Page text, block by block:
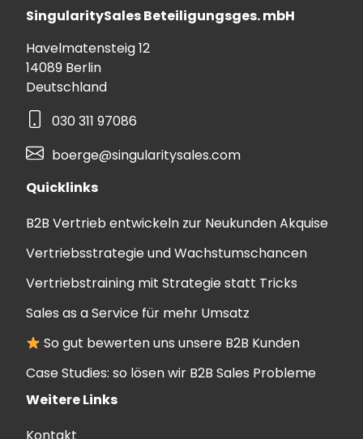
SingularitySales Beteiligungsges. mbH
Havelmatensteig 12
14089 Berlin
Deutschland
030 311 97086
boerge@singularitysales.com
Quicklinks
B2B Vertrieb entwickeln zur Neukunden Akquise
Vertriebsstrategie und Wachstumschancen
Vertriebstraining mit Strategie statt Tricks
Sales as a Service für mehr Umsatz
So gut bewerten uns unsere B2B Kunden
Case Studies: so lösen wir B2B Sales Probleme
Weitere Links